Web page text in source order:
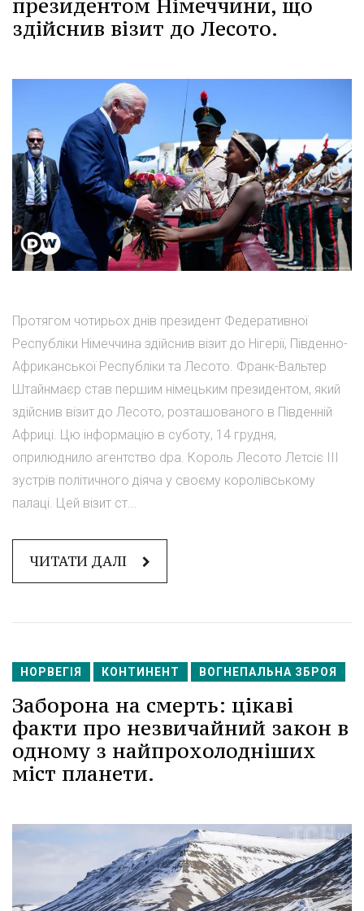
президентом Німеччини, що
здійснив візит до Лесото.
Протягом чотирьох днів президент Федеративної
Республіки Німеччина здійснив візит до Нігерії, Південно-
Африканської Республіки та Лесото. Франк-Вальтер
Штайнмаєр став першим німецьким президентом, який
здійснив візит до Лесото, розташованого в Південній
Африці. Цю інформацію в суботу, 14 грудня,
оприлюднило агентство dpa. Король Лесото Летсіє III
зустрів політичного діяча у своєму королівському
палаці. Цей візит ст...
ЧИТАТИ ДАЛІ
НОРВЕГІЯ КОНТИНЕНТ ВОГНЕПАЛЬНА ЗБРОЯ
Заборона на смерть: цікаві
факти про незвичайний закон в
одному з найпрохолодніших
міст планети.